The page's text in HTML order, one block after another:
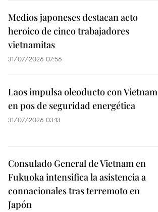
Medios japoneses destacan acto
heroico de cinco trabajadores
vietnamitas
31/07/2026 07:56
Laos impulsa oleoducto con Vietnam
en pos de seguridad energética
31/07/2026 03:13
Consulado General de Vietnam en
Fukuoka intensifica la asistencia a
connacionales tras terremoto en
Japón